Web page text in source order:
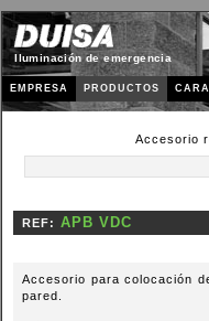
Iluminación de emergencia
EMPRESA PRODUCTOS
Accesorio
REF:
Accesorio para colocación
pared.